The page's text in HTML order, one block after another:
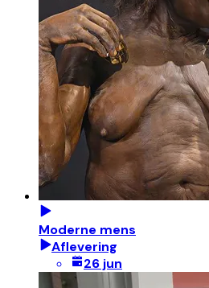
Moderne mens
Aflevering
26 jun